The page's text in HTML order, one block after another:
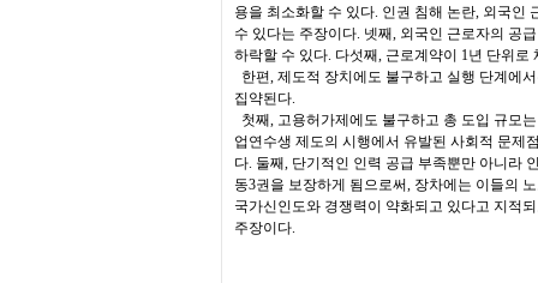
용을 최소화할 수 있다. 인권 침해 논란, 외국인
수 있다는 주장이다. 넷째, 외국인 근로자의 공
하락할 수 있다. 다섯째, 근로계약이 1년 단위
한편, 제도적 장치에도 불구하고 실행 단계에
집약된다.
첫째, 고용허가제에도 불구하고 총 도입 규모
업연수생 제도의 시행에서 유발된 사회적 문제
다. 둘째, 단기적인 인력 공급 부족뿐만 아니라
동3권을 보장하게 됨으로써, 장차에는 이들의
국가신인도와 경쟁력이 약화되고 있다고 지적
주장이다.